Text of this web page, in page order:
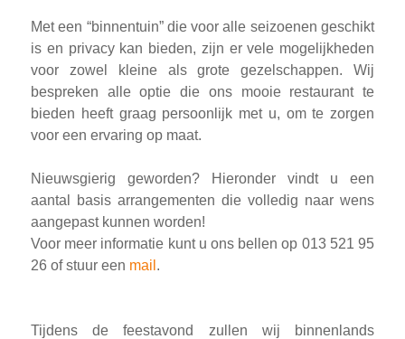
Met een “binnentuin” die voor alle seizoenen geschikt
is en privacy kan bieden, zijn er vele mogelijkheden
voor zowel kleine als grote gezelschappen. Wij
bespreken alle optie die ons mooie restaurant te
bieden heeft graag persoonlijk met u, om te zorgen
voor een ervaring op maat.
Nieuwsgierig geworden? Hieronder vindt u een
aantal basis arrangementen die volledig naar wens
aangepast kunnen worden!
Voor meer informatie kunt u ons bellen op 013 521 95
26 of stuur een mail .
Tijdens de feestavond zullen wij binnenlands